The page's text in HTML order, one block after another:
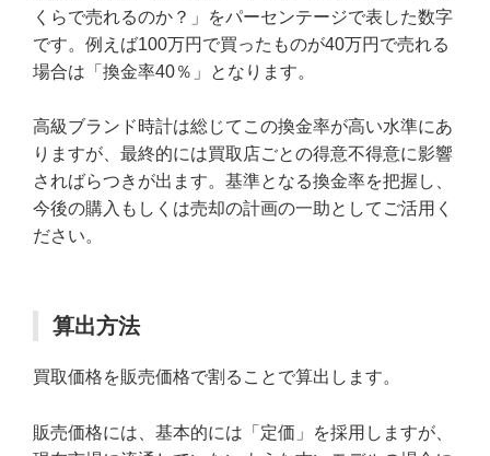
くらで売れるのか？」をパーセンテージで表した数字
です。例えば100万円で買ったものが40万円で売れる
場合は「換金率40％」となります。
高級ブランド時計は総じてこの換金率が高い水準にあ
りますが、最終的には買取店ごとの得意不得意に影響
さればらつきが出ます。基準となる換金率を把握し、
今後の購入もしくは売却の計画の一助としてご活用く
ださい。
算出方法
買取価格を販売価格で割ることで算出します。
販売価格には、基本的には「定価」を採用しますが、